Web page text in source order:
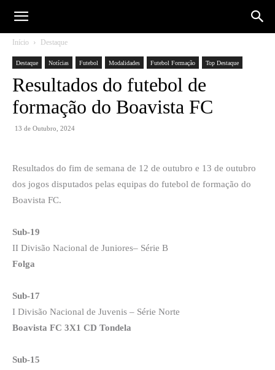
Início Destaque
Destaque Notícias Futebol Modalidades Futebol Formação Top Destaque
Resultados do futebol de
formação do Boavista FC
13 de Outubro, 2024
Resultados do fim de semana de 12 de outubro e 13 de outubro
dos jogos disputados pelas equipas do futebol de formação do
Boavista FC.
Sub-19
II Divisão Nacional de Juniores– Série B
Folga
Sub-17
I Divisão Nacional de Juvenis – Série Norte
Boavista FC 3X1 CD Tondela
Sub-15